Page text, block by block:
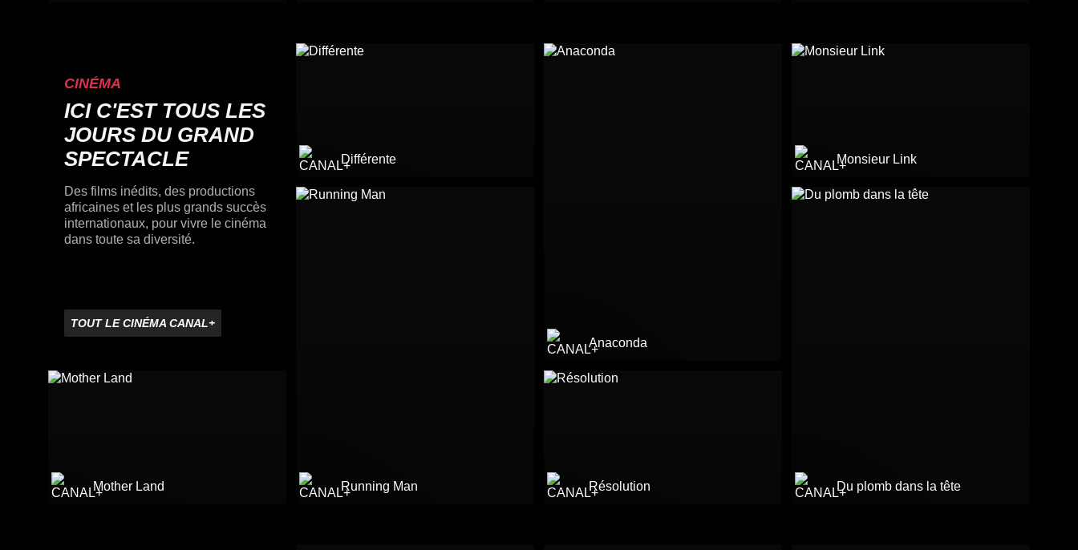
CINÉMA
ICI C'EST TOUS LES
JOURS DU GRAND
SPECTACLE
Des films inédits, des productions
africaines et les plus grands succès
internationaux, pour vivre le cinéma
dans toute sa diversité.
TOUT LE CINÉMA CANAL+
Mother Land
Différente
Résolution
Monsieur Link
Running Man
Anaconda
Du plomb dans la tête